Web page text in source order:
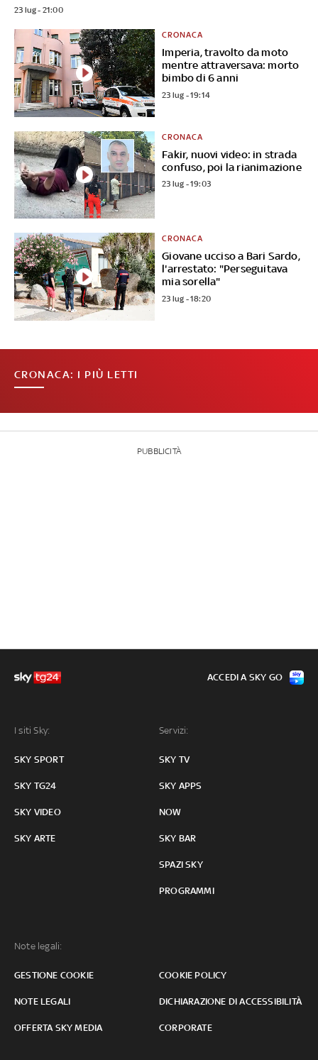
23 lug - 21:00
Imperia, travolto da moto
mentre attraversava: morto
bimbo di 6 anni
CRONACA
23 lug - 19:14
Fakir, nuovi video: in strada
confuso, poi la rianimazione
CRONACA
23 lug - 19:03
Giovane ucciso a Bari Sardo,
l'arrestato: "Perseguitava
mia sorella"
CRONACA
23 lug - 18:20
CRONACA: I PIÙ LETTI
PUBBLICITÀ
I siti Sky:
SKY SPORT
SKY TG24
SKY VIDEO
SKY ARTE
Servizi:
SKY TV
SKY APPS
NOW
SKY BAR
SPAZI SKY
PROGRAMMI
Note legali:
GESTIONE COOKIE COOKIE POLICY
NOTE LEGALI DICHIARAZIONE DI ACCESSIBILITÀ
OFFERTA SKY MEDIA CORPORATE
ACCEDI A SKY GO